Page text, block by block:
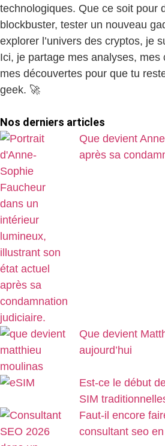
technologiques. Que ce soit pour
blockbuster, tester un nouveau
explorer l’univers des cryptos, je
Ici, je partage mes analyses,
mes découvertes pour que tu
geek. 🚀
Nos derniers articles
Que devient
après sa
Que devient
aujourd’hui
Est-ce le début
SIM
Faut-il encore
consultant seo